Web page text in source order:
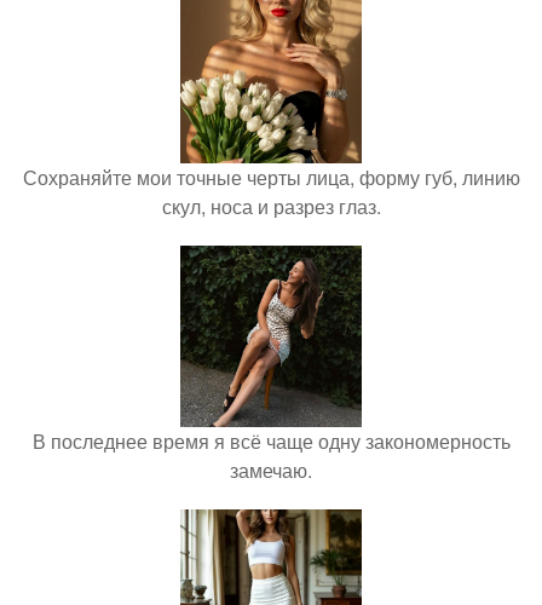
Сохраняйте мои точные черты лица, форму губ, линию
скул, носа и разрез глаз.
В последнее время я всё чаще одну закономерность
замечаю.